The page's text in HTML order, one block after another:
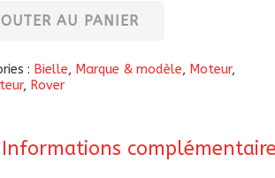
AU PANIER
: Bielle, Marque & modèle, Moteur,
, Rover
Informations